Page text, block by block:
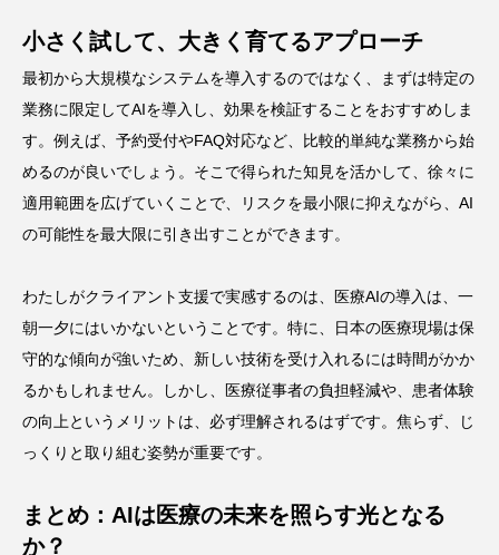
小さく試して、大きく育てるアプローチ
最初から大規模なシステムを導入するのではなく、まずは特定の
業務に限定してAIを導入し、効果を検証することをおすすめしま
す。例えば、予約受付やFAQ対応など、比較的単純な業務から始
めるのが良いでしょう。そこで得られた知見を活かして、徐々に
適用範囲を広げていくことで、リスクを最小限に抑えながら、AI
の可能性を最大限に引き出すことができます。
わたしがクライアント支援で実感するのは、医療AIの導入は、一
朝一夕にはいかないということです。特に、日本の医療現場は保
守的な傾向が強いため、新しい技術を受け入れるには時間がかか
るかもしれません。しかし、医療従事者の負担軽減や、患者体験
の向上というメリットは、必ず理解されるはずです。焦らず、じ
っくりと取り組む姿勢が重要です。
まとめ：AIは医療の未来を照らす光となる
か？